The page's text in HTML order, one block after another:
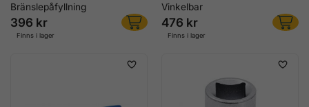
Bränslepåfyllning
396 kr
Finns i lager
Vinkelbar
476 kr
Finns i lager